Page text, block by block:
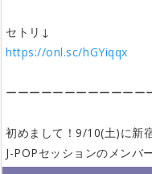
セトリ↓
https://onl.sc/hGYiqqx
ーーーーーーーーーーーー
初めまして！9/10(土)に新
J-POPセッションのメンバ